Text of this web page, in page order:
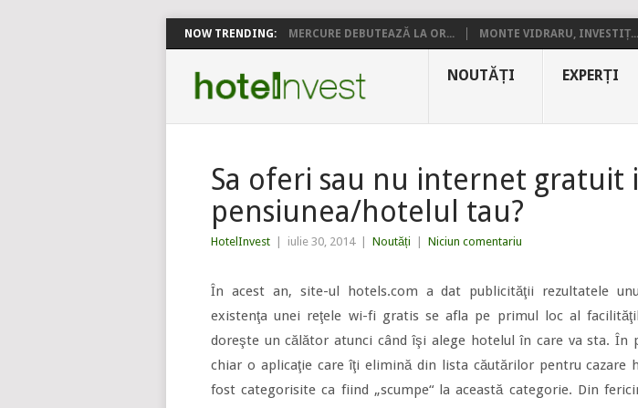
NOW TRENDING: MERCURE DEBUTEAZĂ LA OR... MONTE VIDRARU, INVESTIȚ...
NOUTĂȚI EXPERȚI
Sa oferi sau nu internet gratuit
pensiunea/hotelul tau?
HotelInvest iulie 30, 2014 Noutăți Niciun comentariu
În acest an, site-ul hotels.com a dat publicităţii rezultatele
existenţa unei reţele wi-fi gratis se afla pe primul loc al
doreşte un călător atunci când îşi alege hotelul în care va sta. În
chiar o aplicaţie care îţi elimină din lista căutărilor pentru cazare
fost categorisite ca fiind „scumpe“ la această categorie. Din